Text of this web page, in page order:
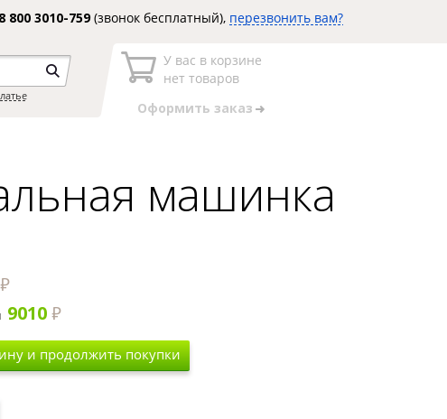
8 800 3010-759(звонок бесплатный), перезвонить вам?
У вас в корзине
нет товаров
Оформить заказ
машинка
9010
и продолжить покупки